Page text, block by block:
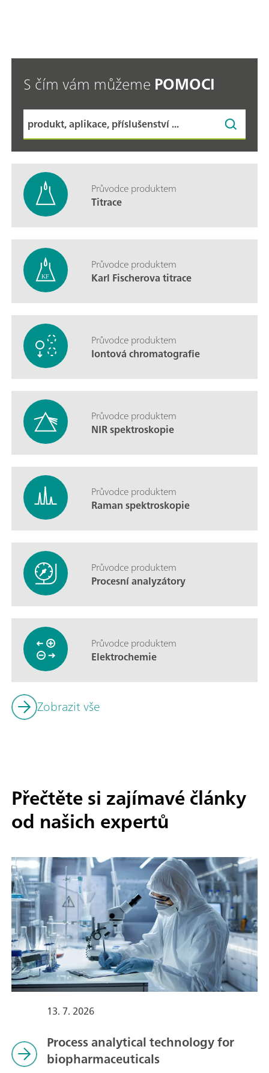
S čím vám můžeme POMOCI
Průvodce produktem
Titrace
Průvodce produktem
Karl Fischerova titrace
Průvodce produktem
Iontová chromatografie
Průvodce produktem
NIR spektroskopie
Průvodce produktem
Raman spektroskopie
Průvodce produktem
Procesní analyzátory
Průvodce produktem
Elektrochemie
Zobrazit vše
Přečtěte si zajímavé články
od našich expertů
13. 7. 2026
Process analytical technology for
biopharmaceuticals